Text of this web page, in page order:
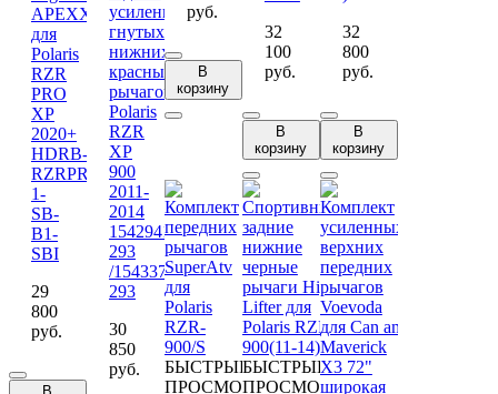
APEXX
для
Polaris
RZR
PRO
XP
2020+
HDRB-
RZRPRO-
1-
SB-
B1-
SBI
29
800
руб.
усиленных
гнутых
нижних
красных
рычагов
Polaris
RZR
XP
900
2011-
2014
1542941-
293
/1543377-
293
30
850
руб.
руб.
В
корзину
32
100
руб.
В
корзину
32
800
руб.
В
корзину
БЫСТРЫЙ
ПРОСМОТР
БЫСТРЫЙ
ПРОСМОТР